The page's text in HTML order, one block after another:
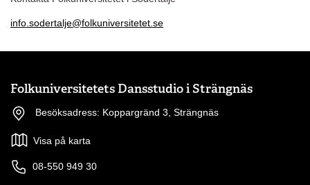
info.sodertalje@folkuniversitetet.se
Folkuniversitetets Dansstudio i Strängnäs
Besöksadress: Koppargränd 3, Strängnäs
Visa på karta
08-550 949 30